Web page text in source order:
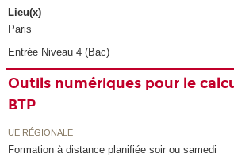
Lieu(x)
Paris
Entrée Niveau 4 (Bac)
Outils numériques pour le
BTP
UE RÉGIONALE
Formation à distance planifiée soir ou samedi